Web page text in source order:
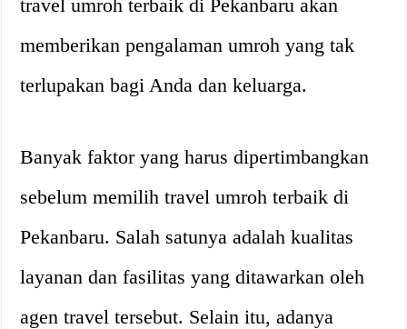
travel umroh terbaik di Pekanbaru akan
memberikan pengalaman umroh yang tak
terlupakan bagi Anda dan keluarga.
Banyak faktor yang harus dipertimbangkan
sebelum memilih travel umroh terbaik di
Pekanbaru. Salah satunya adalah kualitas
layanan dan fasilitas yang ditawarkan oleh
agen travel tersebut. Selain itu, adanya